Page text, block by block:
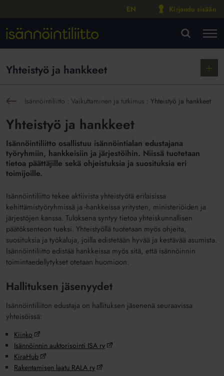
EN Kirjaudu sisään
Yhteistyö ja hankkeet
Näytä
Isännöintiliitto :Vaikuttaminen ja tutkimus :Yhteistyö ja hankkeet
Yhteistyö ja hankkeet
Isännöintiliitto osallistuu isännöintialan edustajana
työryhmiin, hankkeisiin ja järjestöihin. Niissä tuotetaan
tietoa päättäjille sekä ohjeistuksia ja suosituksia eri
toimijoille.
Isännöintiliitto tekee aktiivista yhteistyötä erilaisissa
kehittämistyöryhmissä ja -hankkeissa yritysten, ministeriöiden ja
järjestöjen kanssa. Tuloksena syntyy tietoa yhteiskunnallisen
päätöksenteon tueksi. Yhteistyöllä tuotetaan myös ohjeita,
suosituksia ja työkaluja, joilla edistetään hyvää ja kestävää asumista.
Isännöintiliitto edistää hankkeissa myös sitä, että isännöinnin
toimintaedellytykset otetaan huomioon.
Hallituksen jäsenyydet
Isännöintiliiton edustaja on hallituksen jäsenenä seuraavissa
yhteisöissä:
Kiinko
Isännöinnin auktorisointi ISA ry
KiraHub
Rakentamisen laatu RALA ry